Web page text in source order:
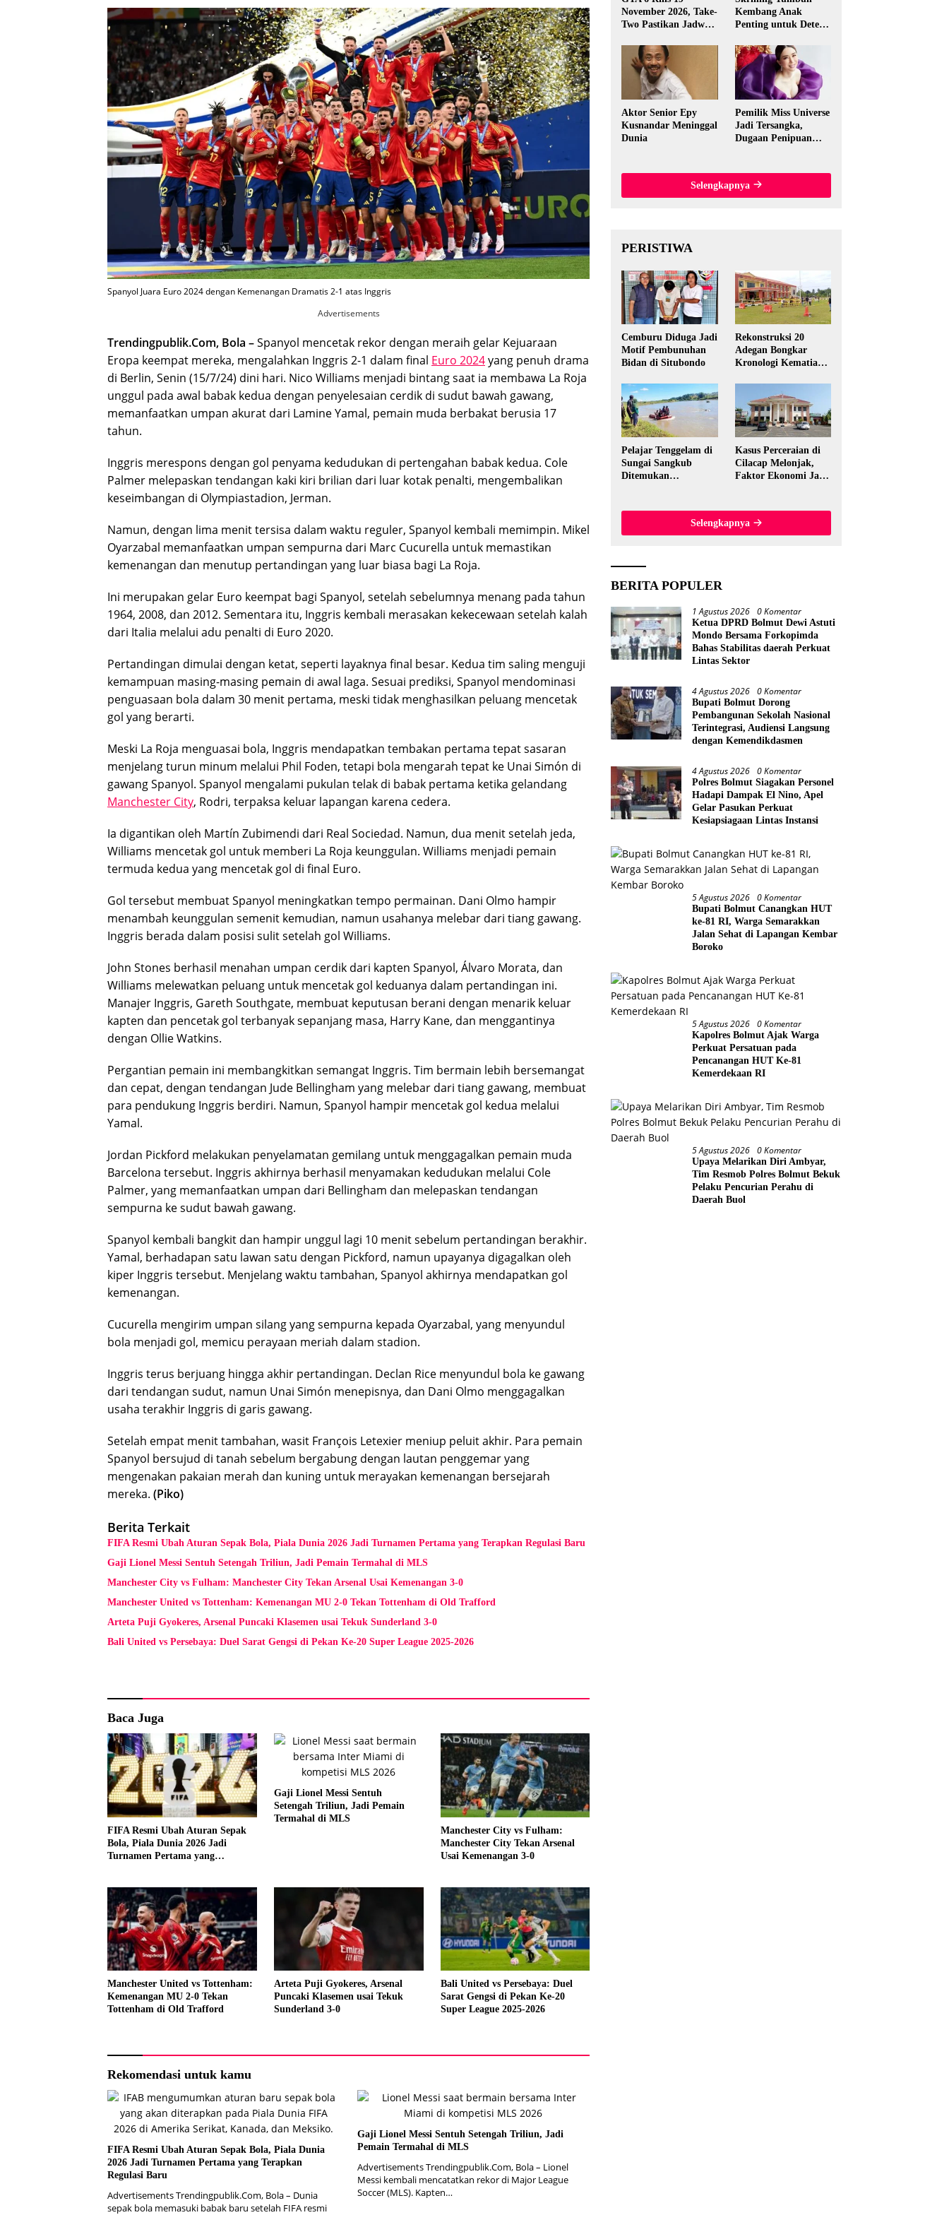
Spanyol Juara Euro 2024 dengan Kemenangan Dramatis 2-1 atas Inggris
Advertisements
Trendingpublik.Com, Bola –Spanyol mencetak rekor dengan meraih gelar Kejuaraan
Eropa keempat mereka, mengalahkan Inggris 2-1 dalam final Euro 2024yang penuh drama
di Berlin, Senin (15/7/24) dini hari. Nico Williams menjadi bintang saat ia membawa La Roja
unggul pada awal babak kedua dengan penyelesaian cerdik di sudut bawah gawang,
memanfaatkan umpan akurat dari Lamine Yamal, pemain muda berbakat berusia 17
tahun.
Inggris merespons dengan gol penyama kedudukan di pertengahan babak kedua. Cole
Palmer melepaskan tendangan kaki kiri brilian dari luar kotak penalti, mengembalikan
keseimbangan di Olympiastadion, Jerman.
Namun, dengan lima menit tersisa dalam waktu reguler, Spanyol kembali memimpin. Mikel
Oyarzabal memanfaatkan umpan sempurna dari Marc Cucurella untuk memastikan
kemenangan dan menutup pertandingan yang luar biasa bagi La Roja.
Ini merupakan gelar Euro keempat bagi Spanyol, setelah sebelumnya menang pada tahun
1964, 2008, dan 2012. Sementara itu, Inggris kembali merasakan kekecewaan setelah kalah
dari Italia melalui adu penalti di Euro 2020.
Pertandingan dimulai dengan ketat, seperti layaknya final besar. Kedua tim saling menguji
kemampuan masing-masing pemain di awal laga. Sesuai prediksi, Spanyol mendominasi
penguasaan bola dalam 30 menit pertama, meski tidak menghasilkan peluang mencetak
gol yang berarti.
Meski La Roja menguasai bola, Inggris mendapatkan tembakan pertama tepat sasaran
menjelang turun minum melalui Phil Foden, tetapi bola mengarah tepat ke Unai Simón di
gawang Spanyol. Spanyol mengalami pukulan telak di babak pertama ketika gelandang
Manchester City, Rodri, terpaksa keluar lapangan karena cedera.
Ia digantikan oleh Martín Zubimendi dari Real Sociedad. Namun, dua menit setelah jeda,
Williams mencetak gol untuk memberi La Roja keunggulan. Williams menjadi pemain
termuda kedua yang mencetak gol di final Euro.
Gol tersebut membuat Spanyol meningkatkan tempo permainan. Dani Olmo hampir
menambah keunggulan semenit kemudian, namun usahanya melebar dari tiang gawang.
Inggris berada dalam posisi sulit setelah gol Williams.
John Stones berhasil menahan umpan cerdik dari kapten Spanyol, Álvaro Morata, dan
Williams melewatkan peluang untuk mencetak gol keduanya dalam pertandingan ini.
Manajer Inggris, Gareth Southgate, membuat keputusan berani dengan menarik keluar
kapten dan pencetak gol terbanyak sepanjang masa, Harry Kane, dan menggantinya
dengan Ollie Watkins.
Pergantian pemain ini membangkitkan semangat Inggris. Tim bermain lebih bersemangat
dan cepat, dengan tendangan Jude Bellingham yang melebar dari tiang gawang, membuat
para pendukung Inggris berdiri. Namun, Spanyol hampir mencetak gol kedua melalui
Yamal.
Jordan Pickford melakukan penyelamatan gemilang untuk menggagalkan pemain muda
Barcelona tersebut. Inggris akhirnya berhasil menyamakan kedudukan melalui Cole
Palmer, yang memanfaatkan umpan dari Bellingham dan melepaskan tendangan
sempurna ke sudut bawah gawang.
Spanyol kembali bangkit dan hampir unggul lagi 10 menit sebelum pertandingan berakhir.
Yamal, berhadapan satu lawan satu dengan Pickford, namun upayanya digagalkan oleh
kiper Inggris tersebut. Menjelang waktu tambahan, Spanyol akhirnya mendapatkan gol
kemenangan.
Cucurella mengirim umpan silang yang sempurna kepada Oyarzabal, yang menyundul
bola menjadi gol, memicu perayaan meriah dalam stadion.
Inggris terus berjuang hingga akhir pertandingan. Declan Rice menyundul bola ke gawang
dari tendangan sudut, namun Unai Simón menepisnya, dan Dani Olmo menggagalkan
usaha terakhir Inggris di garis gawang.
Setelah empat menit tambahan, wasit François Letexier meniup peluit akhir. Para pemain
Spanyol bersujud di tanah sebelum bergabung dengan lautan penggemar yang
mengenakan pakaian merah dan kuning untuk merayakan kemenangan bersejarah
mereka. (Piko)
Berita Terkait
FIFA Resmi Ubah Aturan Sepak Bola, Piala Dunia 2026 Jadi Turnamen Pertama yang Terapkan Regulasi Baru
Gaji Lionel Messi Sentuh Setengah Triliun, Jadi Pemain Termahal di MLS
Manchester City vs Fulham: Manchester City Tekan Arsenal Usai Kemenangan 3-0
Manchester United vs Tottenham: Kemenangan MU 2-0 Tekan Tottenham di Old Trafford
Arteta Puji Gyokeres, Arsenal Puncaki Klasemen usai Tekuk Sunderland 3-0
Bali United vs Persebaya: Duel Sarat Gengsi di Pekan Ke-20 Super League 2025-2026
Baca Juga
FIFA Resmi Ubah Aturan Sepak
Bola, Piala Dunia 2026 Jadi
Turnamen Pertama yang
Gaji Lionel Messi Sentuh
Setengah Triliun, Jadi Pemain
Termahal di MLS
Manchester City vs Fulham:
Manchester City Tekan Arsenal
Usai Kemenangan 3-0
Manchester United vs Tottenham:
Kemenangan MU 2-0 Tekan
Tottenham di Old Trafford
Arteta Puji Gyokeres, Arsenal
Puncaki Klasemen usai Tekuk
Sunderland 3-0
Bali United vs Persebaya: Duel
Sarat Gengsi di Pekan Ke-20
Super League 2025-2026
Rekomendasi untuk kamu
FIFA Resmi Ubah Aturan Sepak Bola, Piala Dunia
2026 Jadi Turnamen Pertama yang Terapkan
Regulasi Baru
Advertisements Trendingpublik.Com, Bola – Dunia
sepak bola memasuki babak baru setelah FIFA resmi
Gaji Lionel Messi Sentuh Setengah Triliun, Jadi
Pemain Termahal di MLS
Advertisements Trendingpublik.Com, Bola – Lionel
Messi kembali mencatatkan rekor di Major League
Soccer (MLS). Kapten…
November 2026, Take-
Two Pastikan Jadwal
Kembang Anak
Penting untuk Deteksi
Perkembangan
Aktor Senior Epy
Kusnandar Meninggal
Dunia
Pemilik Miss Universe
Jadi Tersangka,
Dugaan Penipuan
Thailand
Selengkapnya
PERISTIWA
Cemburu Diduga Jadi
Motif Pembunuhan
Bidan di Situbondo
Rekonstruksi 20
Adegan Bongkar
Kronologi Kematian
Pelajar Tenggelam di
Sungai Sangkub
Ditemukan
Meter dari Lokasi
Kasus Perceraian di
Cilacap Melonjak,
Faktor Ekonomi Jadi
Selengkapnya
BERITA POPULER
1 Agustus 2026 0 Komentar
Ketua DPRD Bolmut Dewi Astuti
Mondo Bersama Forkopimda
Bahas Stabilitas daerah Perkuat
Lintas Sektor
4 Agustus 2026 0 Komentar
Bupati Bolmut Dorong
Pembangunan Sekolah Nasional
Terintegrasi, Audiensi Langsung
dengan Kemendikdasmen
4 Agustus 2026 0 Komentar
Polres Bolmut Siagakan Personel
Hadapi Dampak El Nino, Apel
Gelar Pasukan Perkuat
Kesiapsiagaan Lintas Instansi
5 Agustus 2026 0 Komentar
Bupati Bolmut Canangkan HUT
ke-81 RI, Warga Semarakkan
Jalan Sehat di Lapangan Kembar
Boroko
5 Agustus 2026 0 Komentar
Kapolres Bolmut Ajak Warga
Perkuat Persatuan pada
Pencanangan HUT Ke-81
Kemerdekaan RI
5 Agustus 2026 0 Komentar
Upaya Melarikan Diri Ambyar,
Tim Resmob Polres Bolmut Bekuk
Pelaku Pencurian Perahu di
Daerah Buol